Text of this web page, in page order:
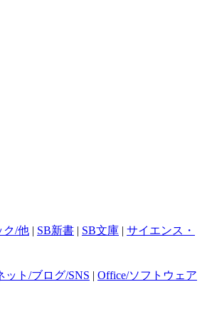
ク/他 | SB新書 | SB文庫 | サイエンス・
ット/ブログ/SNS | Office/ソフトウェア